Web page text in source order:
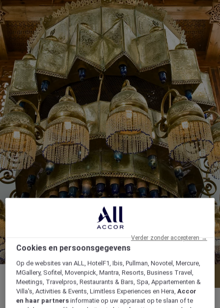
Menu Boek een tafel
Cookies en persoonsgegevens
Op de websites van ALL, HotelF1, Ibis, Pullman, Novotel, Mercure,
MGallery, Sofitel, Movenpick, Mantra, Resorts, Business Travel,
Meetings, Travelpros, Restaurants & Bars, Spa, Appartementen &
Villa's, Activities & Events, Limitless Experiences en Hera,Accor
en haar partners informatie op uw apparaat op te slaan of te
Verder zonder accepteren →